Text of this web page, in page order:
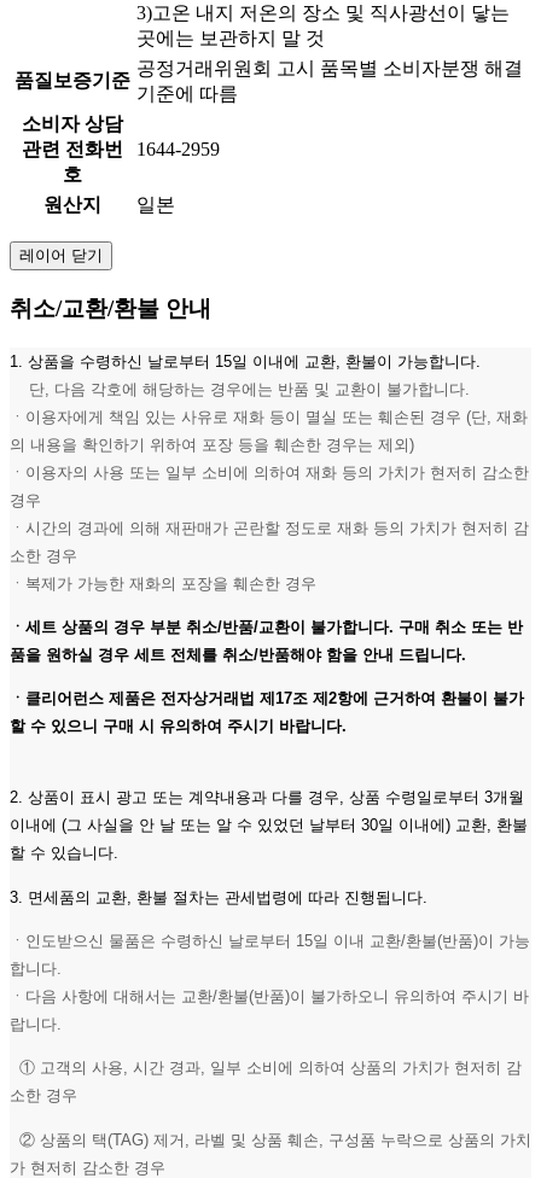
3)고온 내지 저온의 장소 및 직사광선이 닿는
곳에는 보관하지 말 것
품질보증기준
공정거래위원회 고시 품목별 소비자분쟁 해결
기준에 따름
소비자 상담
관련 전화번
호
1644-2959
원산지 일본
레이어 닫기
취소/교환/환불 안내
1. 상품을 수령하신 날로부터 15일 이내에 교환, 환불이 가능합니다.
단, 다음 각호에 해당하는 경우에는 반품 및 교환이 불가합니다.
ㆍ이용자에게 책임 있는 사유로 재화 등이 멸실 또는 훼손된 경우 (단, 재화
의 내용을 확인하기 위하여 포장 등을 훼손한 경우는 제외)
ㆍ이용자의 사용 또는 일부 소비에 의하여 재화 등의 가치가 현저히 감소한
경우
ㆍ시간의 경과에 의해 재판매가 곤란할 정도로 재화 등의 가치가 현저히 감
소한 경우
ㆍ복제가 가능한 재화의 포장을 훼손한 경우
ㆍ세트 상품의 경우 부분 취소/반품/교환이 불가합니다. 구매 취소 또는 반
품을 원하실 경우 세트 전체를 취소/반품해야 함을 안내 드립니다.
ㆍ클리어런스 제품은 전자상거래법 제17조 제2항에 근거하여 환불이 불가
할 수 있으니 구매 시 유의하여 주시기 바랍니다.
2. 상품이 표시 광고 또는 계약내용과 다를 경우, 상품 수령일로부터 3개월
이내에 (그 사실을 안 날 또는 알 수 있었던 날부터 30일 이내에) 교환, 환불
할 수 있습니다.
3. 면세품의 교환, 환불 절차는 관세법령에 따라 진행됩니다.
ㆍ인도받으신 물품은 수령하신 날로부터 15일 이내 교환/환불(반품)이 가능
합니다.
ㆍ다음 사항에 대해서는 교환/환불(반품)이 불가하오니 유의하여 주시기 바
랍니다.
① 고객의 사용, 시간 경과, 일부 소비에 의하여 상품의 가치가 현저히 감
소한 경우
② 상품의 택(TAG) 제거, 라벨 및 상품 훼손, 구성품 누락으로 상품의 가치
가 현저히 감소한 경우